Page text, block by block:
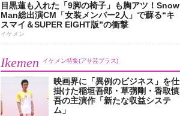
目黒蓮も入れた「9脚の椅子」も胸アツ！Snow
Man総出演CM「女装メンバー2人」で蘇る“キ
スマイ＆SUPER EIGHT版”の衝撃
イケメン
Ikemen イケメン特集(アサ芸プラス)
映画界に「異例のビジネス」を仕
掛けた稲垣吾郎・草彅剛・香取慎
吾の主演作「新たな収益システ
ム」